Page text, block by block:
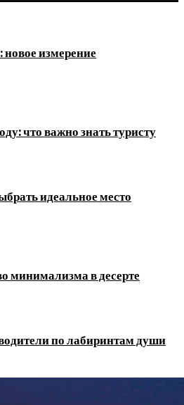
измерение
что важно знать туристу
идеальное место
минимализма в десерте
по лабиринтам души